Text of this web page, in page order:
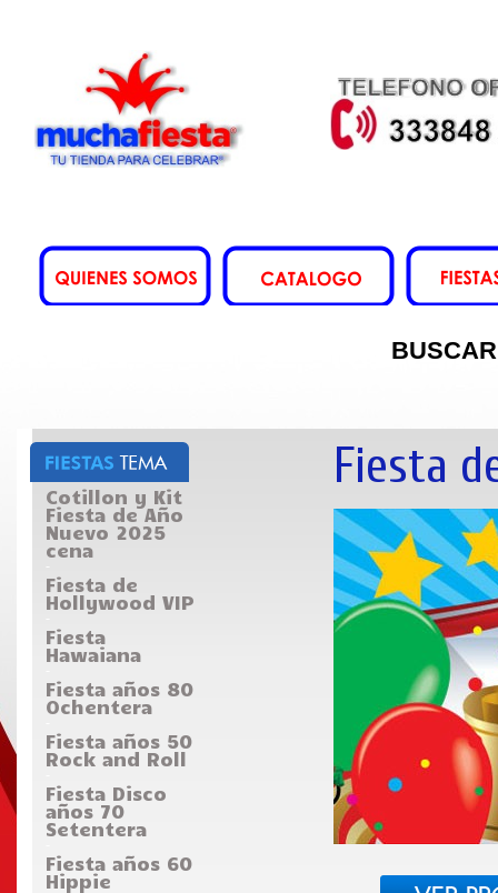
BUSCAR
Cotillon y Kit
Fiesta de Año
Nuevo 2025
cena
-
Fiesta de
Hollywood VIP
Fiesta
Hawaiana
Fiesta años 80
Ochentera
Fiesta años 50
Rock and Roll
Fiesta Disco
años 70
Setentera
Fiesta años 60
Hippie
Fiesta